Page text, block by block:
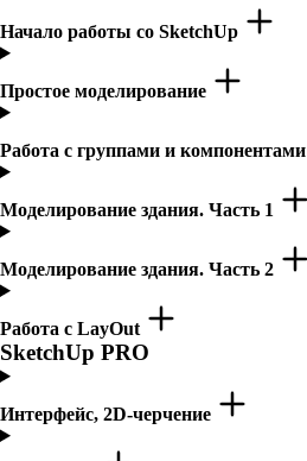
Начало работы со SketchUp
Простое моделирование
Работа с группами и компонентами
Моделирование здания. Часть 1
Моделирование здания. Часть 2
Работа с LayOut
SketchUp PRO
Интерфейс, 2D-черчение